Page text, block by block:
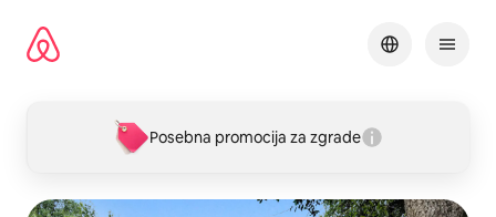
sadržaj
Posebna promocija za zgrade